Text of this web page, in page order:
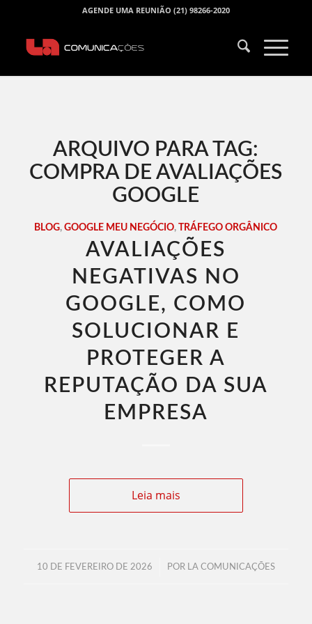
AGENDE UMA REUNIÃO (21) 98266-2020
ARQUIVO PARA TAG:
COMPRA DE AVALIAÇÕES
GOOGLE
BLOG,GOOGLE MEU NEGÓCIO,TRÁFEGO ORGÂNICO
AVALIAÇÕES
NEGATIVAS NO
GOOGLE, COMO
SOLUCIONAR E
PROTEGER A
REPUTAÇÃO DA SUA
EMPRESA
Leia mais
10 DE FEVEREIRO DE 2026
/ POR LA COMUNICAÇÕES